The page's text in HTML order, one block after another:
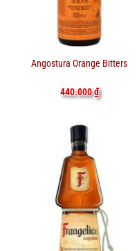
Angostura Orange Bitters
440.000₫